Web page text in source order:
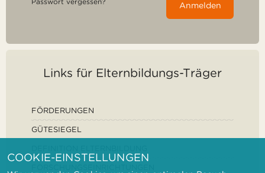
Anmelden
Links für Elternbildungs-Träger
FÖRDERUNGEN
GÜTESIEGEL
COOKIE-EINSTELLUNGEN